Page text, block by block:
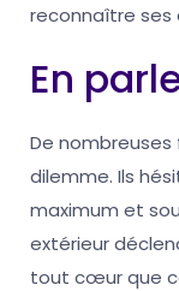
reconnaître ses
En
De
dilemme. Ils
maximum et
extérieur
tout cœur que